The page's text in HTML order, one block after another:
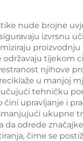
nude brojne
izvrsnu
tijekom
njihove
u manjoj
tehničku
upravljanje i
ukupne
odrede
čime se